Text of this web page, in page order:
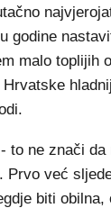
godine
malo toplijih
to ne znači
Prvo već
biti obilna,